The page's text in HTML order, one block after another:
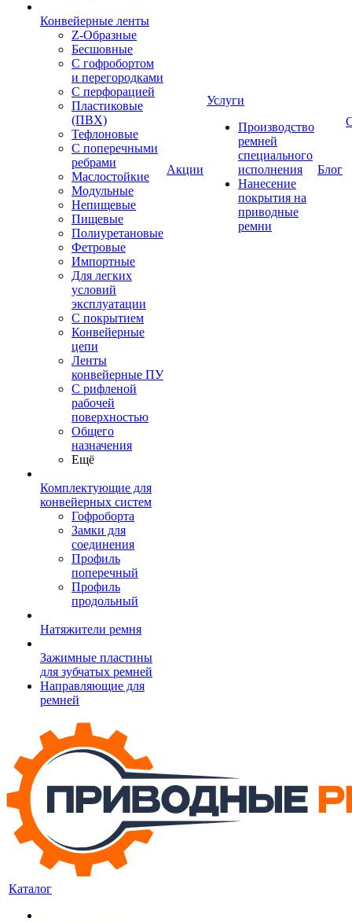
Конвейерные ленты
Z-Образные
Бесшовные
С гофробортом
и перегородками
С перфорацией
Пластиковые
(ПВХ)
Тефлоновые
С поперечными
ребрами
Маслостойкие
Модульные
Непищевые
Пищевые
Полиуретановые
Фетровые
Импортные
Для легких
условий
эксплуатации
С покрытием
Конвейерные
цепи
Ленты
конвейерные ПУ
С рифленой
рабочей
поверхностью
Общего
назначения
Ещё
Комплектующие для
конвейерных систем
Гофроборта
Замки для
соединения
Профиль
поперечный
Профиль
продольный
Натяжители ремня
Зажимные пластины
для зубчатых ремней
Направляющие для
ремней
Акции
Услуги
Производство
ремней
специального
исполнения
Нанесение
покрытия на
приводные
ремни
Блог
Каталог